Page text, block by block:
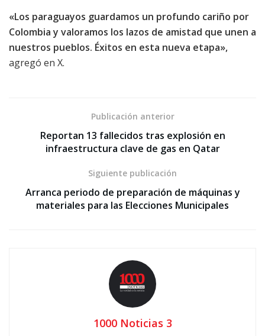
«Los paraguayos guardamos un profundo cariño por
Colombia y valoramos los lazos de amistad que unen a
nuestros pueblos. Éxitos en esta nueva etapa»,
agregó en X.
Publicación anterior
Reportan 13 fallecidos tras explosión en
infraestructura clave de gas en Qatar
Siguiente publicación
Arranca periodo de preparación de máquinas y
materiales para las Elecciones Municipales
1000 Noticias 3